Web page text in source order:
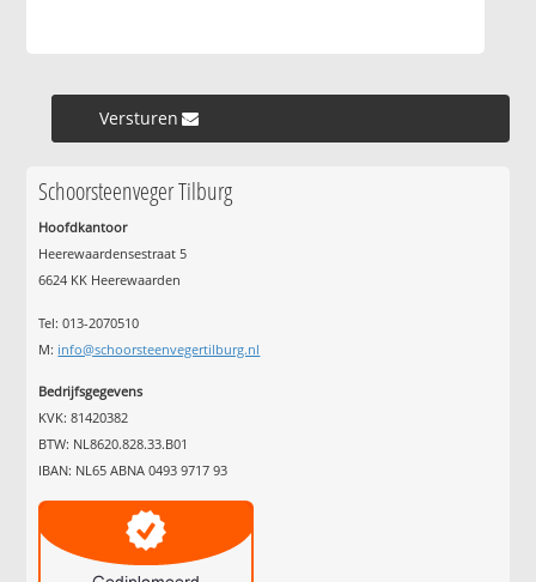
Versturen »
Schoorsteenveger Tilburg
Hoofdkantoor
Heerewaardensestraat 5
6624 KK Heerewaarden
Tel: 013-2070510
M: info@schoorsteenvegertilburg.nl
Bedrijfsgegevens
KVK: 81420382
BTW: NL8620.828.33.B01
IBAN: NL65 ABNA 0493 9717 93